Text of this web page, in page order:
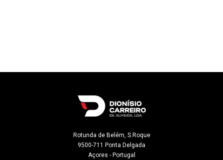
Rotunda de Belém, S.Roque
9500-711 Ponta Delgada
Açores - Portugal